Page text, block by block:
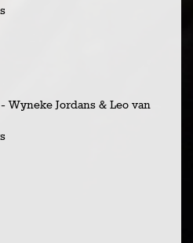
Wyneke Jordans & Leo van